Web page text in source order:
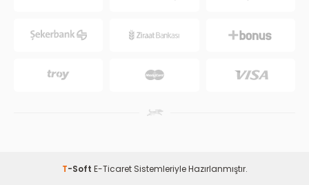
T-Soft E-TicaretSistemleriyle Hazırlanmıştır.